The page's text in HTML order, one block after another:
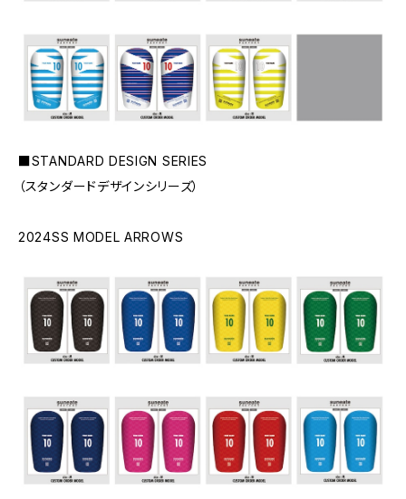
■STANDARD DESIGN SERIES
（スタンダードデザインシリーズ）
2024SS MODEL ARROWS